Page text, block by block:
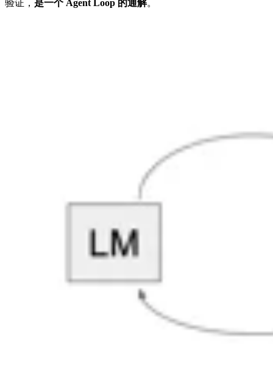
验证， 是一个 Agent Loop 的通解。